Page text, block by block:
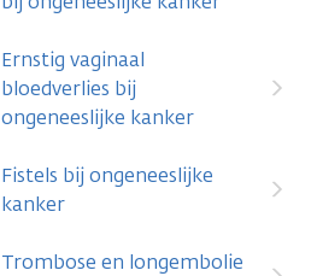
Ernstig vaginaal
bloedverlies bij
ongeneeslijke kanker
Fistels bij ongeneeslijke
kanker
Trombose en longembolie